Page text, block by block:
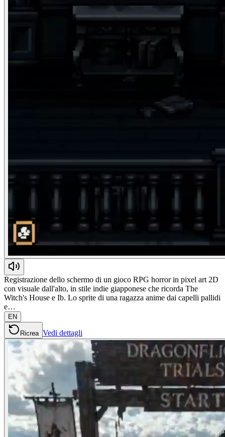
Registrazione dello schermo di un gioco RPG horror in pixel art 2D
con visuale dall'alto, in stile indie giapponese che ricorda The
Witch's House e Ib. Lo sprite di una ragazza anime dai capelli pallidi
e…
EN
Ricrea Vedi dettagli